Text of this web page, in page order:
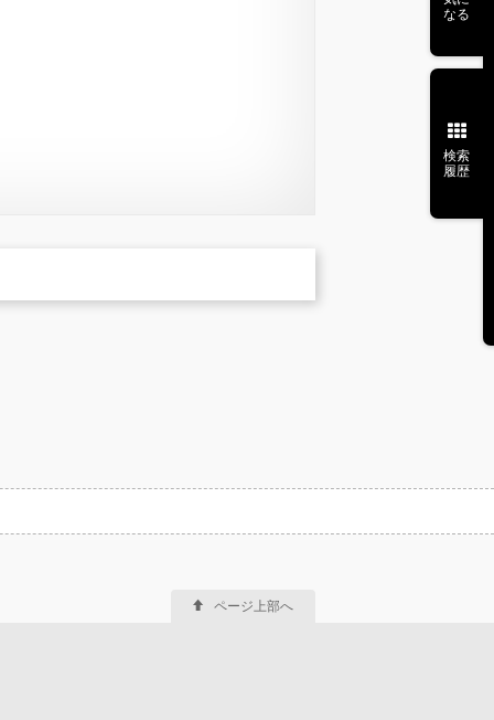
なる
検索
履歴
ページ上部へ